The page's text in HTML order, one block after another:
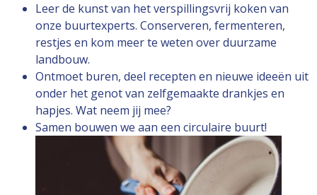
Leer de kunst van het verspillingsvrij koken van
onze buurtexperts. Conserveren, fermenteren,
restjes en kom meer te weten over duurzame
landbouw.
Ontmoet buren, deel recepten en nieuwe ideeën uit
onder het genot van zelfgemaakte drankjes en
hapjes. Wat neem jij mee?
Samen bouwen we aan een circulaire buurt!